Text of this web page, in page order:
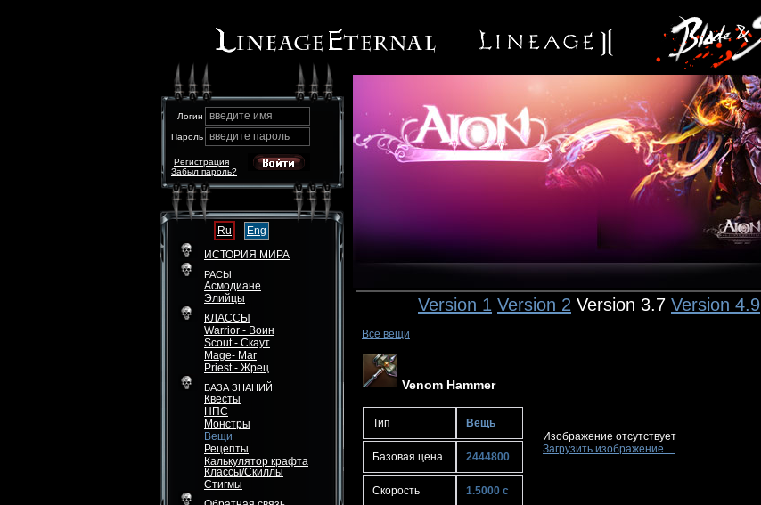
Логин введите имя
Пароль введите пароль
Забыл пароль?
Регистрация
Ru
Eng
ИСТОРИЯ МИРА
РАСЫ
Асмодиане
Элийцы
КЛАССЫ
Warrior - Воин
Scout - Скаут
Mage- Маг
Priest - Жрец
БАЗА ЗНАНИЙ
Квесты
НПС
Монстры
Вещи
Рецепты
Калькулятор крафта
Классы/Скиллы
Стигмы
Version 1 Version 2 Version 3.7 Version 4.9
Все вещи
Venom Hammer
Тип Вещь
Базовая цена 2444800
Скорость 1.5000 с
Изображение отсутствует
Загрузить изображение ...